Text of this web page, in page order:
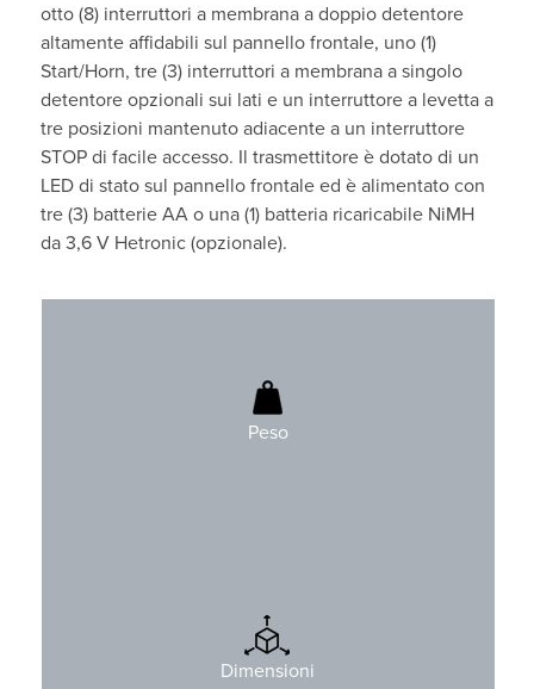
otto (8) interruttori a membrana a doppio detentore
altamente affidabili sul pannello frontale, uno (1)
Start/Horn, tre (3) interruttori a membrana a singolo
detentore opzionali sui lati e un interruttore a levetta a
tre posizioni mantenuto adiacente a un interruttore
STOP di facile accesso. Il trasmettitore è dotato di un
LED di stato sul pannello frontale ed è alimentato con
tre (3) batterie AA o una (1) batteria ricaricabile NiMH
da 3,6 V Hetronic (opzionale).
Peso
400gr (0,9 libbre)
Batterie incluse
Dimensioni
H: 188 mm (7,4″)
L: 83 mm (3,3″)